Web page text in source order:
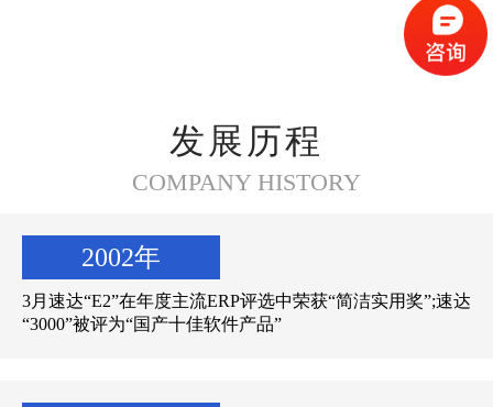
务，依靠我们产品和服务的优势来推销而不是贬低
竞争者及其产品和服务。简而言之，就是推销速达
指导速达人行为的三项准则为：信守承诺，更佳服
我们必须信守对客户的承诺，对合作伙伴的承诺，
对同事的承诺；我们必须为客户提供更佳服务；我
们从事任何工作必须把更优视为目标。
我们像珍惜自己生命那样珍惜自己的信誉，我们尽
务，永远抱着一种新奇的热情投入我们的工作。
我们努力使自己成为永远可靠的人，尤其是对于我
们的客户。
发展历程
COMPANY HISTORY
2002年
3月速达“E2”在年度主流ERP评选中荣获“简洁实用奖”;速达
“3000”被评为“国产十佳软件产品”